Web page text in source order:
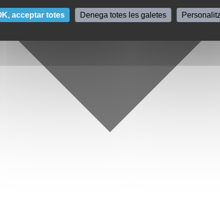
acceptar totes Denega totes les galetes